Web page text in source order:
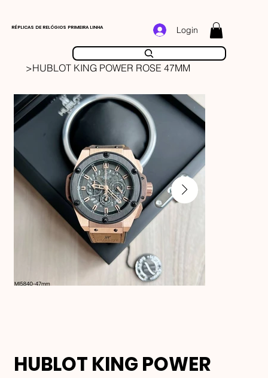
RÉPLICAS DE RELÓGIOS PRIMEIRA LINHA Login
>HUBLOT KING POWER ROSE 47MM
HUBLOT KING POWER